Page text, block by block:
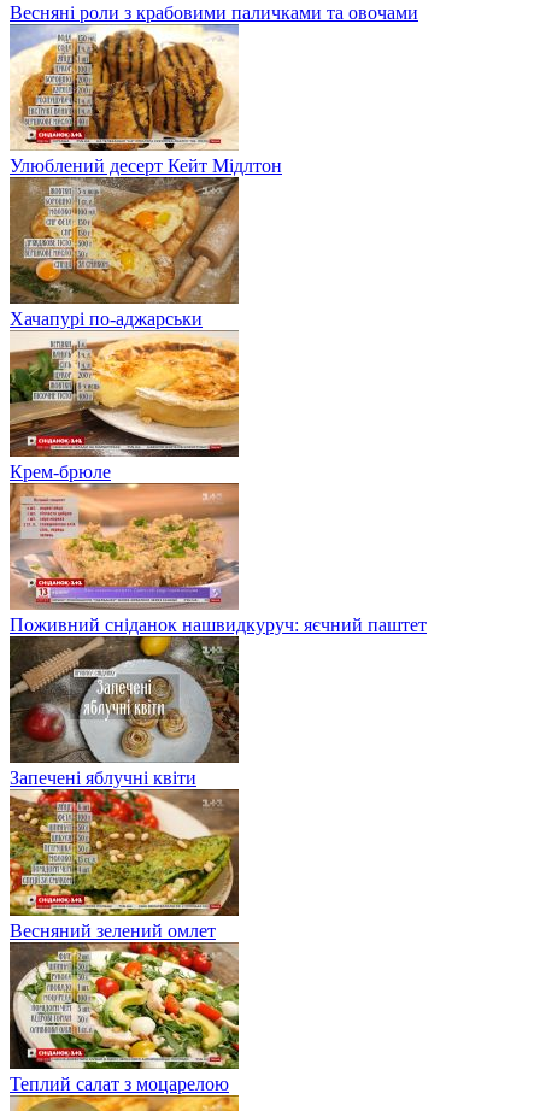
Весняні роли з крабовими паличками та овочами
Улюблений десерт Кейт Мідлтон
Хачапурі по-аджарськи
Крем-брюле
Поживний сніданок нашвидкуруч: яєчний паштет
Запечені яблучні квіти
Весняний зелений омлет
Теплий салат з моцарелою